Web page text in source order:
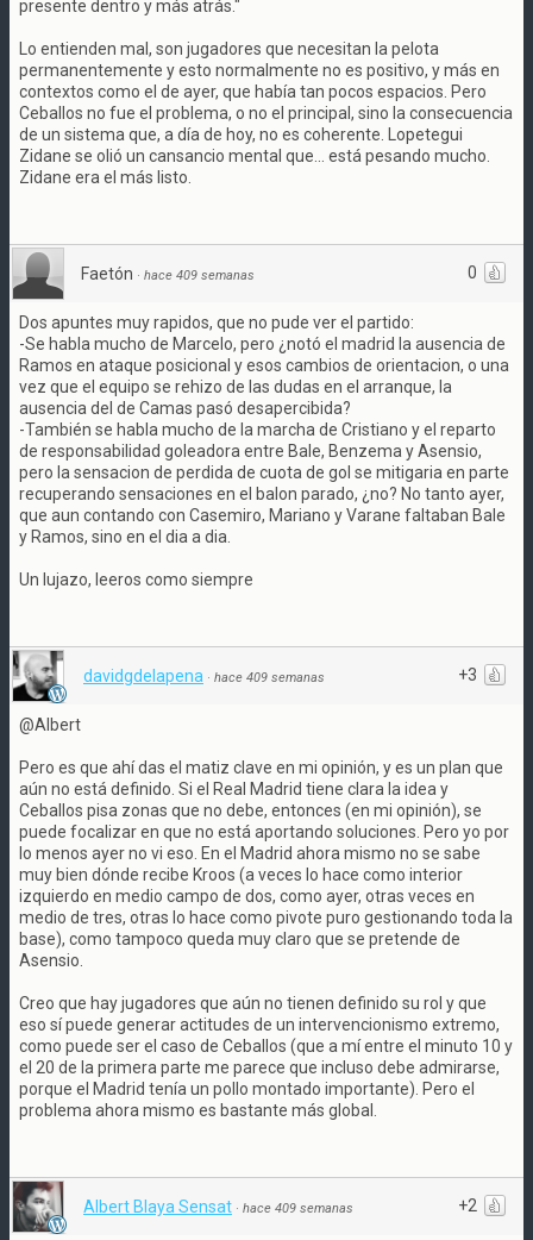
presente dentro y más atrás."
Lo entienden mal, son jugadores que necesitan la pelota
permanentemente y esto normalmente no es positivo, y más en
contextos como el de ayer, que había tan pocos espacios. Pero
Ceballos no fue el problema, o no el principal, sino la consecuencia
de un sistema que, a día de hoy, no es coherente. Lopetegui
Zidane se olió un cansancio mental que... está pesando mucho.
Zidane era el más listo.
0
Faetón · hace 409 semanas
Dos apuntes muy rapidos, que no pude ver el partido:
-Se habla mucho de Marcelo, pero ¿notó el madrid la ausencia de
Ramos en ataque posicional y esos cambios de orientacion, o una
vez que el equipo se rehizo de las dudas en el arranque, la
ausencia del de Camas pasó desapercibida?
-También se habla mucho de la marcha de Cristiano y el reparto
de responsabilidad goleadora entre Bale, Benzema y Asensio,
pero la sensacion de perdida de cuota de gol se mitigaria en parte
recuperando sensaciones en el balon parado, ¿no? No tanto ayer,
que aun contando con Casemiro, Mariano y Varane faltaban Bale
y Ramos, sino en el dia a dia.
Un lujazo, leeros como siempre
+3
davidgdelapena · hace 409 semanas
@Albert
Pero es que ahí das el matiz clave en mi opinión, y es un plan que
aún no está definido. Si el Real Madrid tiene clara la idea y
Ceballos pisa zonas que no debe, entonces (en mi opinión), se
puede focalizar en que no está aportando soluciones. Pero yo por
lo menos ayer no vi eso. En el Madrid ahora mismo no se sabe
muy bien dónde recibe Kroos (a veces lo hace como interior
izquierdo en medio campo de dos, como ayer, otras veces en
medio de tres, otras lo hace como pivote puro gestionando toda la
base), como tampoco queda muy claro que se pretende de
Asensio.
Creo que hay jugadores que aún no tienen definido su rol y que
eso sí puede generar actitudes de un intervencionismo extremo,
como puede ser el caso de Ceballos (que a mí entre el minuto 10 y
el 20 de la primera parte me parece que incluso debe admirarse,
porque el Madrid tenía un pollo montado importante). Pero el
problema ahora mismo es bastante más global.
+2
Albert Blaya Sensat · hace 409 semanas